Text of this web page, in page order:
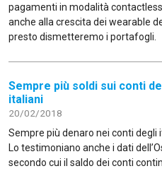
pagamenti in modalità
anche alla crescita dei wearable
presto dismetteremo i portafogli.
Sempre più soldi sui conti
italiani
20/02/2018
Sempre più denaro nei conti degli
Lo testimoniano anche i dati
secondo cui il saldo dei conti